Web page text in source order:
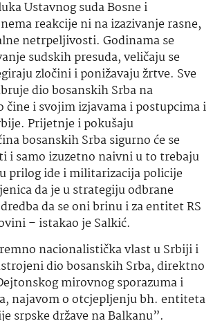
Ustavnog suda Bosne i
reakcije ni na izazivanje rasne,
netrpeljivosti. Godinama se
sudskih presuda, veličaju se
zločini i ponižavaju žrtve. Sve
dio bosanskih Srba na
čine i svojim izjavama i postupcima i
Prijetnje i pokušaju
bosanskih Srba sigurno će se
i samo izuzetno naivni u to trebaju
prilog ide i militarizacija policije
da je u strategiju odbrane
da se oni brinu i za entitet RS
– istakao je Salkić.
nacionalistička vlast u Srbiji i
dio bosanskih Srba, direktno
mirovnog sporazuma i
najavom o otcjepljenju bh. entiteta
srpske države na Balkanu”.